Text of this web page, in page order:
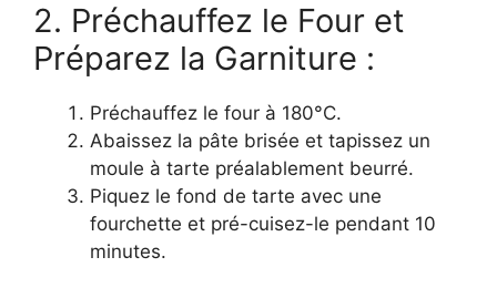
2. Préchauffez le Four et
Préparez la Garniture :
Préchauffez le four à 180°C.
Abaissez la pâte brisée et tapissez un
moule à tarte préalablement beurré.
Piquez le fond de tarte avec une
fourchette et pré-cuisez-le pendant 10
minutes.